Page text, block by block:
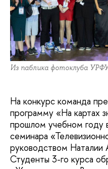
Из паблика фотоклуба
На конкурс команда
программу «На картах
прошлом учебном году
семинара
руководством Наталии
Студенты 3-го курса